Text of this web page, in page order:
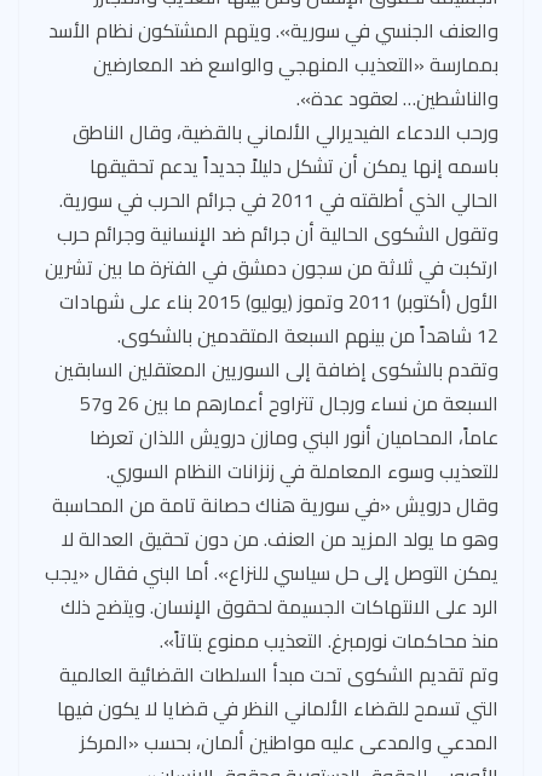
والعنف الجنسي في سورية». ويتهم المشتكون نظام الأسد
بممارسة «التعذيب المنهجي والواسع ضد المعارضين
والناشطين… لعقود عدة».
ورحب الادعاء الفيديرالي الألماني بالقضية، وقال الناطق
باسمه إنها يمكن أن تشكل دليلاً جديداً يدعم تحقيقها
الحالي الذي أطلقته في 2011 في جرائم الحرب في سورية.
وتقول الشكوى الحالية أن جرائم ضد الإنسانية وجرائم حرب
ارتكبت في ثلاثة من سجون دمشق في الفترة ما بين تشرين
الأول (أكتوبر) 2011 وتموز (يوليو) 2015 بناء على شهادات
12 شاهداً من بينهم السبعة المتقدمين بالشكوى.
وتقدم بالشكوى إضافة إلى السوريين المعتقلين السابقين
السبعة من نساء ورجال تتراوح أعمارهم ما بين 26 و57
عاماً، المحاميان أنور البني ومازن درويش اللذان تعرضا
للتعذيب وسوء المعاملة في زنزانات النظام السوري.
وقال درويش «في سورية هناك حصانة تامة من المحاسبة
وهو ما يولد المزيد من العنف. من دون تحقيق العدالة لا
يمكن التوصل إلى حل سياسي للنزاع». أما البني فقال «يجب
الرد على الانتهاكات الجسيمة لحقوق الإنسان. ويتضح ذلك
منذ محاكمات نورمبرغ. التعذيب ممنوع بتاتاً».
وتم تقديم الشكوى تحت مبدأ السلطات القضائية العالمية
التي تسمح للقضاء الألماني النظر في قضايا لا يكون فيها
المدعي والمدعى عليه مواطنين ألمان، بحسب «المركز